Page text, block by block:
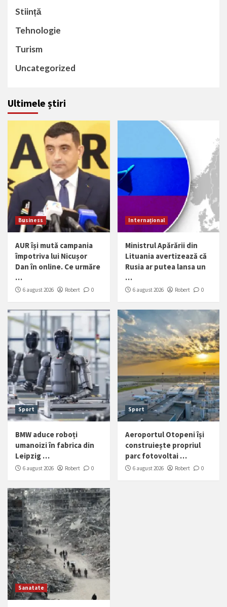
Stiință
Tehnologie
Turism
Uncategorized
Ultimele știri
Business
AUR își mută campania
împotriva lui Nicușor
Dan în online. Ce urmăre
…
6 august 2026 Robert 0
Internațional
Ministrul Apărării din
Lituania avertizează că
Rusia ar putea lansa un
…
6 august 2026 Robert 0
Sport
BMW aduce roboți
umanoizi în fabrica din
Leipzig …
6 august 2026 Robert 0
Sport
Aeroportul Otopeni își
construiește propriul
parc fotovoltai …
6 august 2026 Robert 0
Sanatate